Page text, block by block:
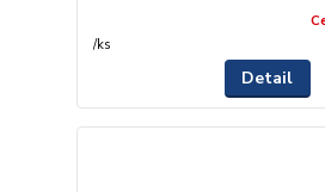
/ks
Detail